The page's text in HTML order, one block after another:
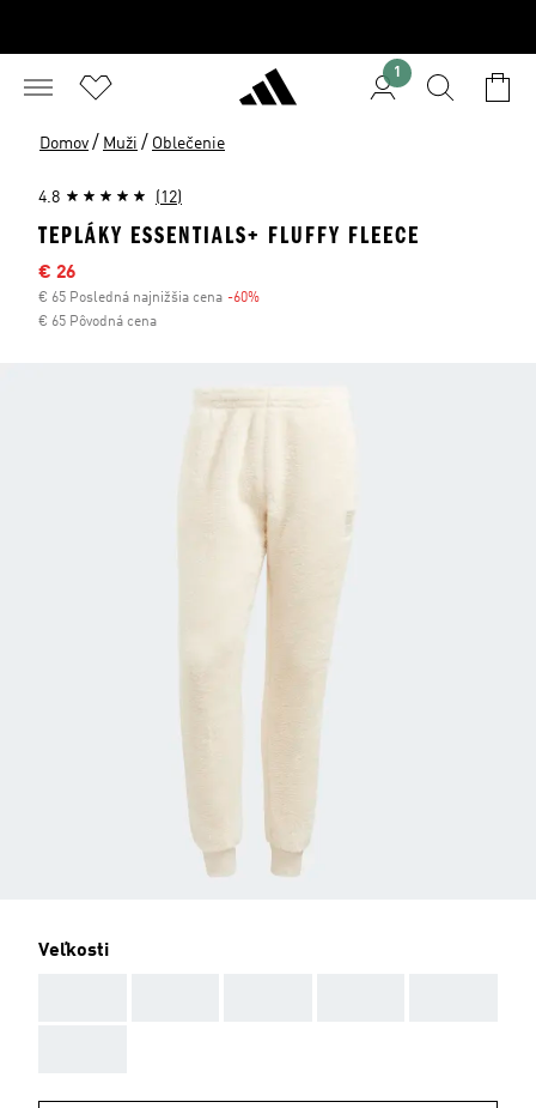
1
Domov / Muži / Oblečenie
4.8 (12)
TEPLÁKY ESSENTIALS+ FLUFFY FLEECE
Výpredajová cena
€ 26
€ 65 Posledná najnižšia cena -60%
€ 65 Pôvodná cena
Veľkosti